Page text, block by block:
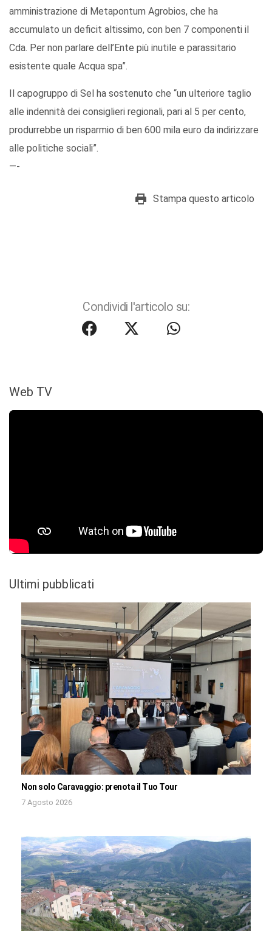
amministrazione di Metapontum Agrobios, che ha
accumulato un deficit altissimo, con ben 7 componenti il
Cda. Per non parlare dell’Ente più inutile e parassitario
esistente quale Acqua spa”.
Il capogruppo di Sel ha sostenuto che “un ulteriore taglio
alle indennità dei consiglieri regionali, pari al 5 per cento,
produrrebbe un risparmio di ben 600 mila euro da indirizzare
alle politiche sociali”.
—-
Stampa questo articolo
Condividi l'articolo su:
Web TV
Ultimi pubblicati
Non solo Caravaggio: prenota il Tuo Tour
7 Agosto 2026